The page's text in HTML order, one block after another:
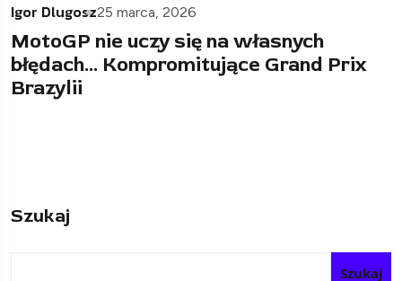
Igor Dlugosz25 marca, 2026
MotoGP nie uczy się na własnych
błędach… Kompromitujące Grand Prix
Brazylii
Szukaj
Szukaj